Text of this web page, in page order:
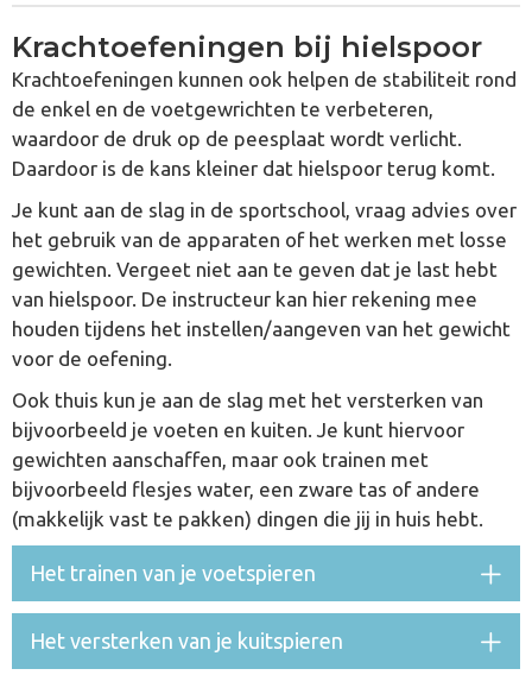
Krachtoefeningen bij hielspoor
Krachtoefeningen kunnen ook helpen de stabiliteit rond
de enkel en de voetgewrichten te verbeteren,
waardoor de druk op de peesplaat wordt verlicht.
Daardoor is de kans kleiner dat hielspoor terug komt.
Je kunt aan de slag in de sportschool, vraag advies over
het gebruik van de apparaten of het werken met losse
gewichten. Vergeet niet aan te geven dat je last hebt
van hielspoor. De instructeur kan hier rekening mee
houden tijdens het instellen/aangeven van het gewicht
voor de oefening.
Ook thuis kun je aan de slag met het versterken van
bijvoorbeeld je voeten en kuiten. Je kunt hiervoor
gewichten aanschaffen, maar ook trainen met
bijvoorbeeld flesjes water, een zware tas of andere
(makkelijk vast te pakken) dingen die jij in huis hebt.
Het trainen van je voetspieren
Het versterken van je kuitspieren